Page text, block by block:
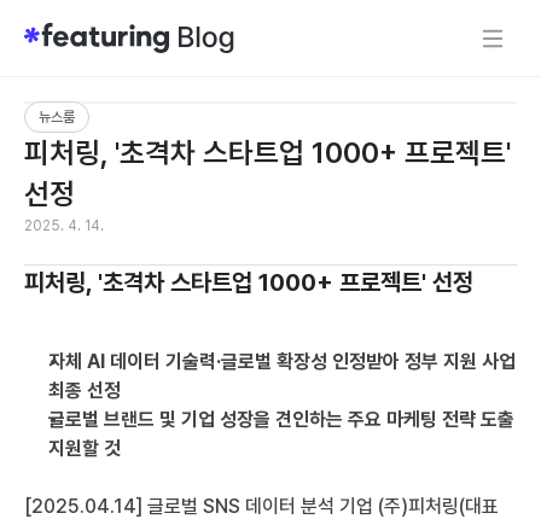
뉴스룸
피처링, '초격차 스타트업 1000+ 프로젝트'
선정
2025. 4. 14.
피처링, '초격차 스타트업 1000+ 프로젝트' 선정
자체 AI 데이터 기술력·글로벌 확장성 인정받아 정부 지원 사업
최종 선정
글로벌 브랜드 및 기업 성장을 견인하는 주요 마케팅 전략 도출
지원할 것
[2025.04.14] 글로벌 SNS 데이터 분석 기업 (주)피처링(대표